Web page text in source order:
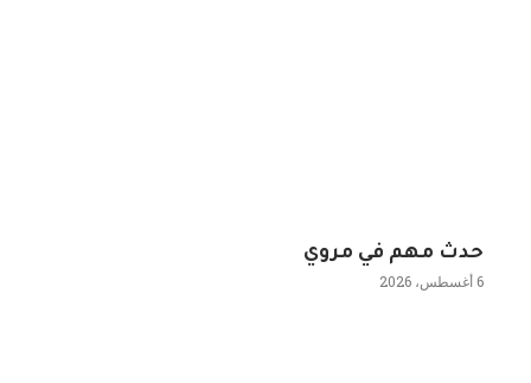
حدث مهم في مروي
6 أغسطس، 2026